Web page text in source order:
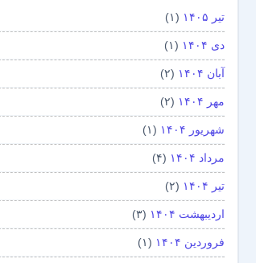
تیر ۱۴۰۵ (۱)
دی ۱۴۰۴ (۱)
آبان ۱۴۰۴ (۲)
مهر ۱۴۰۴ (۲)
شهریور ۱۴۰۴ (۱)
مرداد ۱۴۰۴ (۴)
تیر ۱۴۰۴ (۲)
اردیبهشت ۱۴۰۴ (۳)
فروردین ۱۴۰۴ (۱)